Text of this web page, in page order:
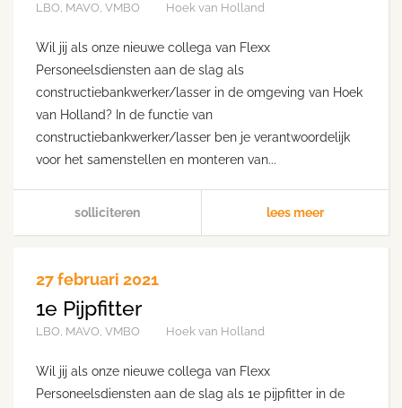
LBO, MAVO, VMBO Hoek van Holland
Wil jij als onze nieuwe collega van Flexx
Personeelsdiensten aan de slag als
constructiebankwerker/lasser in de omgeving van Hoek
van Holland? In de functie van
constructiebankwerker/lasser ben je verantwoordelijk
voor het samenstellen en monteren van...
solliciteren lees meer
27 februari 2021
1e Pijpfitter
LBO, MAVO, VMBO Hoek van Holland
Wil jij als onze nieuwe collega van Flexx
Personeelsdiensten aan de slag als 1e pijpfitter in de